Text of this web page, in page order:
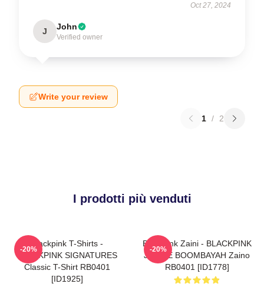
Oct 27, 2024
J John
Verified owner
Write your review
1 / 2
I prodotti più venduti
Blackpink T-Shirts -
BLACKPINK SIGNATURES
Classic T-Shirt RB0401
[ID1925]
-20%
Blackpink Zaini - BLACKPINK
JENNIE BOOMBAYAH Zaino
RB0401 [ID1778]
-20%